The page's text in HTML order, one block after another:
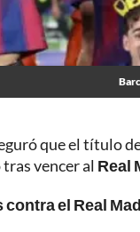
que el título
vencer al Real
el Real